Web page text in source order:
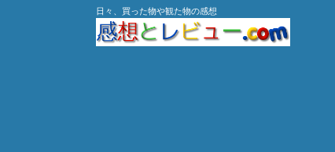
日々、買った物や観た物の感想